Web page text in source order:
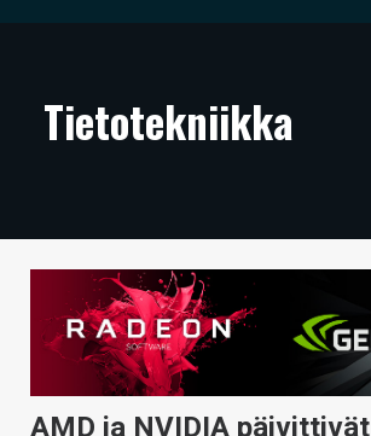
ARTIKKELIT
TECHBBS
HINTA.FI
KAUPPA
Tietotekniikka
AMD ja NVIDIA päivittivät